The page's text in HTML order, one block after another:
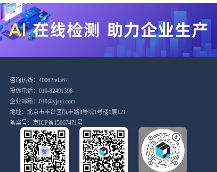
咨询热线：4006250567
投诉电话：010-82491398
企业邮箱：010@yjsyi.com
地址：北京市丰台区航丰路8号院1号楼1层121
备案号： 京ICP备15067471号